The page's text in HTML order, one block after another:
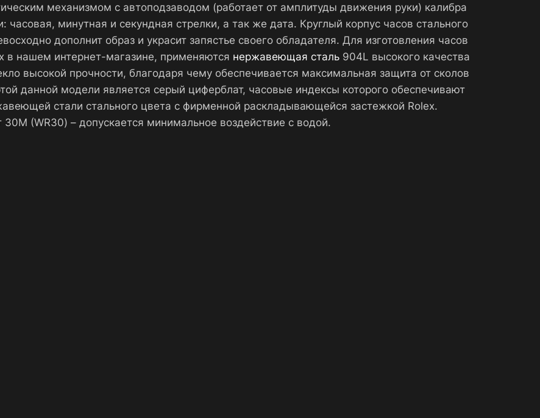
механизмом с автоподзаводом (работает от амплитуды движения руки) калибра
минутная и секундная стрелки, а так же дата. Круглый корпус часов стального
дополнит образ и украсит запястье своего обладателя. Для изготовления часов
в нашем интернет-магазине, применяются нержавеющая сталь 904L высокого качества
высокой прочности, благодаря чему обеспечивается максимальная защита от сколов
данной модели является серый циферблат, часовые индексы которого обеспечивают
стали стального цвета с фирменной раскладывающейся застежкой Rolex.
(WR30) – допускается минимальное воздействие с водой.